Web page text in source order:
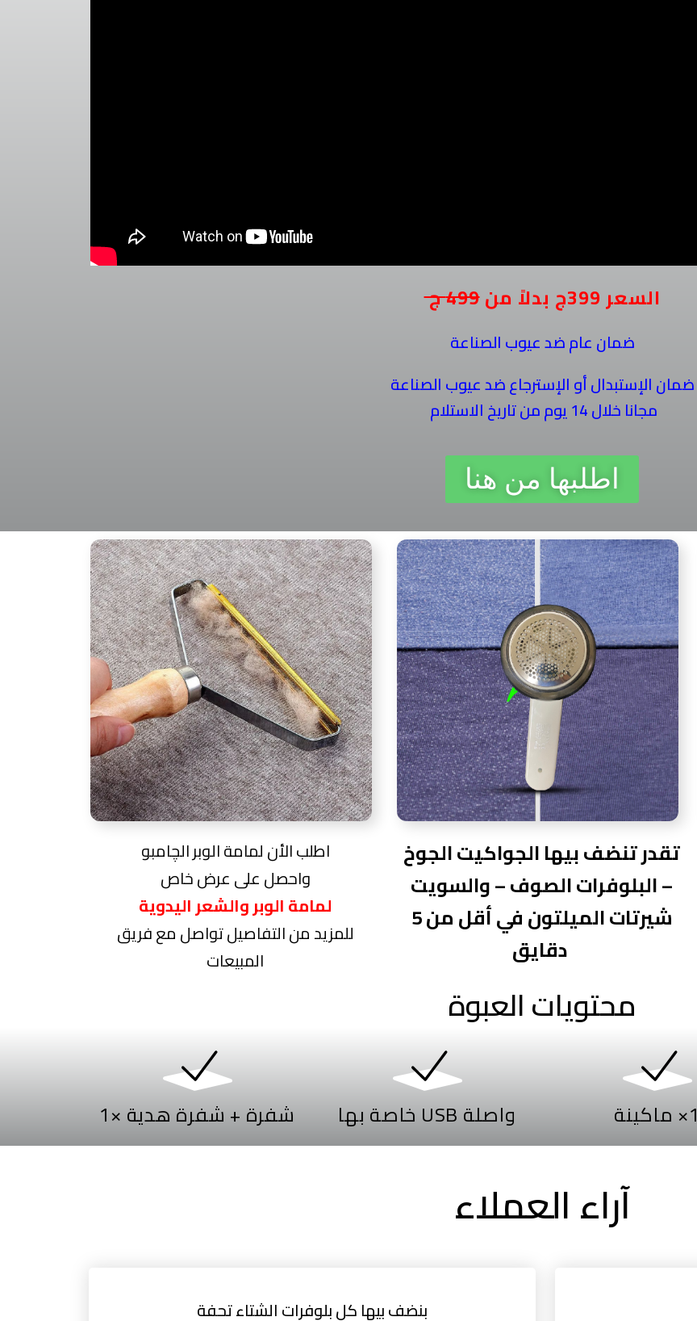
السعر 399ج بدلاً من 499 ج
ضمان عام ضد عيوب الصناعة
ضمان الإستبدال أو الإسترجاع ضد عيوب الصناعة
مجانا خلال 14 يوم من تاريخ الاستلام
اطلبها من هنا
اطلب الأن لمامة الوبر الچامبو
واحصل على عرض خاص
لمامة الوبر والشعر اليدوية
للمزيد من التفاصيل تواصل مع فريق
المبيعات
تقدر تنضف بيها الجواكيت الجوخ
– البلوفرات الصوف – والسويت
شيرتات الميلتون في أقل من 5
محتويات العبوة
1× شفرة + شفرة هدية واصلة USB خاصة بها 1× ماكينة
آراء العملاء
بنضف بيها كل بلوفرات الشتاء تحفة